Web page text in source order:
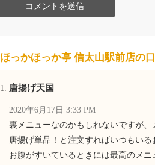
ほっかほっか亭 信太山駅前店の口
唐揚げ天国
2020年6月17日 3:33 PM
裏メニューなのかもしれないですが、
唐揚げ単品！と注文すればいつもい
お腹がすいているときには最高のメニ